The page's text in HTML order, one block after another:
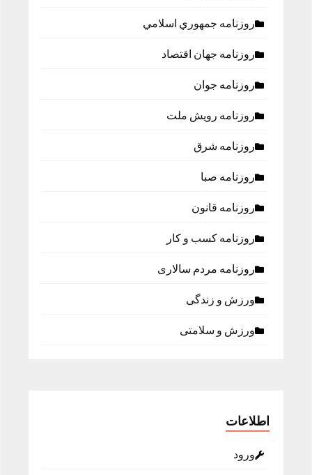
روزنامه جمهوري اسلامي
روزنامه جهان اقتصاد
روزنامه جوان
روزنامه رویش ملت
روزنامه شرق
روزنامه صبا
روزنامه قانون
روزنامه كسب و كار
روزنامه مردم سالاری
ورزش و زندگی
ورزش و سلامتی
اطلاعات
ورود